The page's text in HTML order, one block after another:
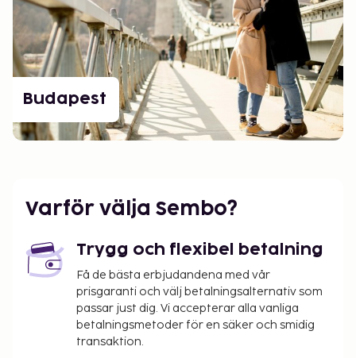
Budapest
Varför välja Sembo?
Trygg och flexibel betalning
Få de bästa erbjudandena med vår
prisgaranti och välj betalningsalternativ som
passar just dig. Vi accepterar alla vanliga
betalningsmetoder för en säker och smidig
transaktion.